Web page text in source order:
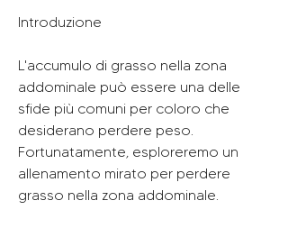
Introduzione
L'accumulo di grasso nella zona
addominale può essere una delle
sfide più comuni per coloro che
desiderano perdere peso.
Fortunatamente, esploreremo un
allenamento mirato per perdere
grasso nella zona addominale.